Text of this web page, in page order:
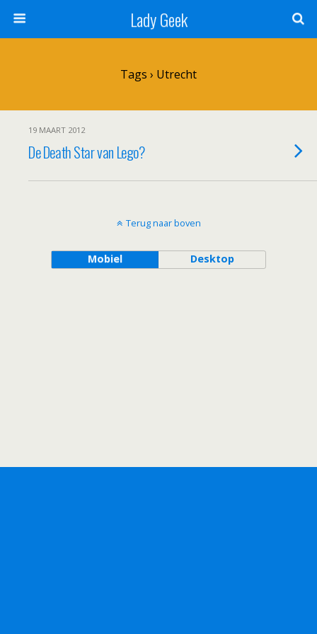
Lady Geek
Tags › Utrecht
19 MAART 2012
De Death Star van Lego?
Terug naar boven
Mobiel Desktop